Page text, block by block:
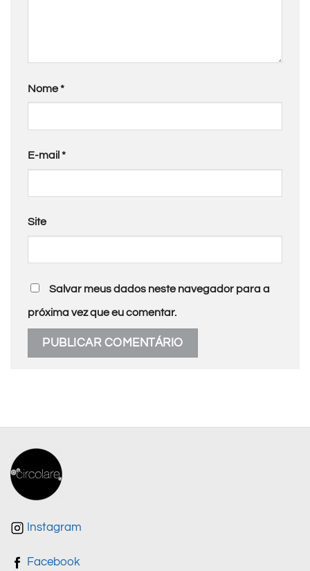
Nome*
E-mail *
Site
Salvar meus dados neste navegador para a
próxima vez que eu comentar.
Instagram
Facebook